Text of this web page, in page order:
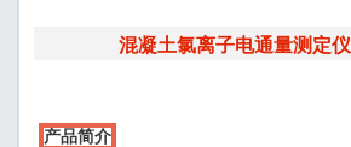
混凝土氯离子电通量测定仪
产品简介